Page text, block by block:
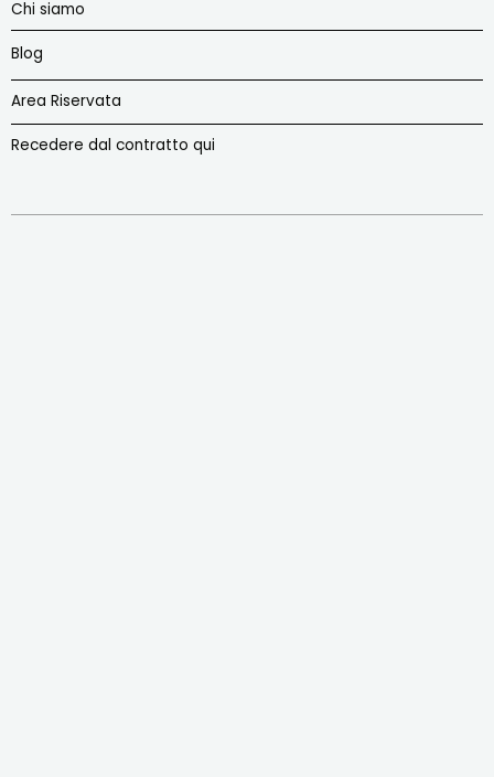
Chi siamo
Blog
Area Riservata
Recedere dal contratto qui